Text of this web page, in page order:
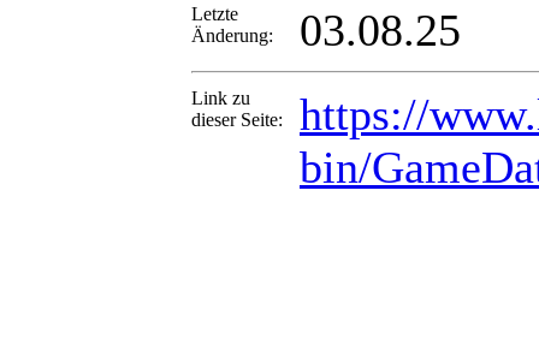
Letzte
Änderung:
03.08.25
Link zu
dieser Seite:
https://
bin/